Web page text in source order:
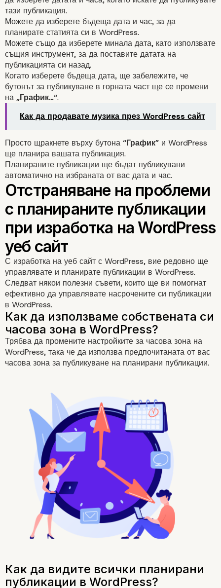
Как да планирате
публикация в
тази публикация.
Можете да изберете бъдеща дата и час, за да
планирате статията си в WordPress.
Можете също да изберете минала дата, като използвате
същия инструмент, за да поставите датата на
публикацията си назад.
Когато изберете бъдеща дата, ще забележите, че
бутонът за публикуване в горната част ще се промени
на „График…“.
Как да продавате музика през WordPress сайт
Просто щракнете върху бутона “График” и WordPress
ще планира вашата публикация.
Планираните публикации ще бъдат публикувани
автоматично на избраната от вас дата и час.
С изработка на уеб сайт с WordPress, вие редовно ще
управлявате и планирате публикации в WordPress.
Следват някои полезни съвети, които ще ви помогнат
ефективно да управлявате насрочените си публикации
в WordPress.
Трябва да промените настройките за часова зона на
WordPress, така че да използва предпочитаната от вас
часова зона за публикуване на планирани публикации.